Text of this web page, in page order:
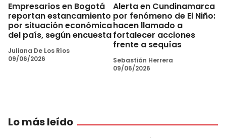
Empresarios en Bogotá
reportan estancamiento
por situación económica
del país, según encuesta
Juliana De Los Ríos
09/06/2026
Alerta en Cundinamarca
por fenómeno de El Niño:
hacen llamado a
fortalecer acciones
frente a sequías
Sebastián Herrera
09/06/2026
Lo más leído